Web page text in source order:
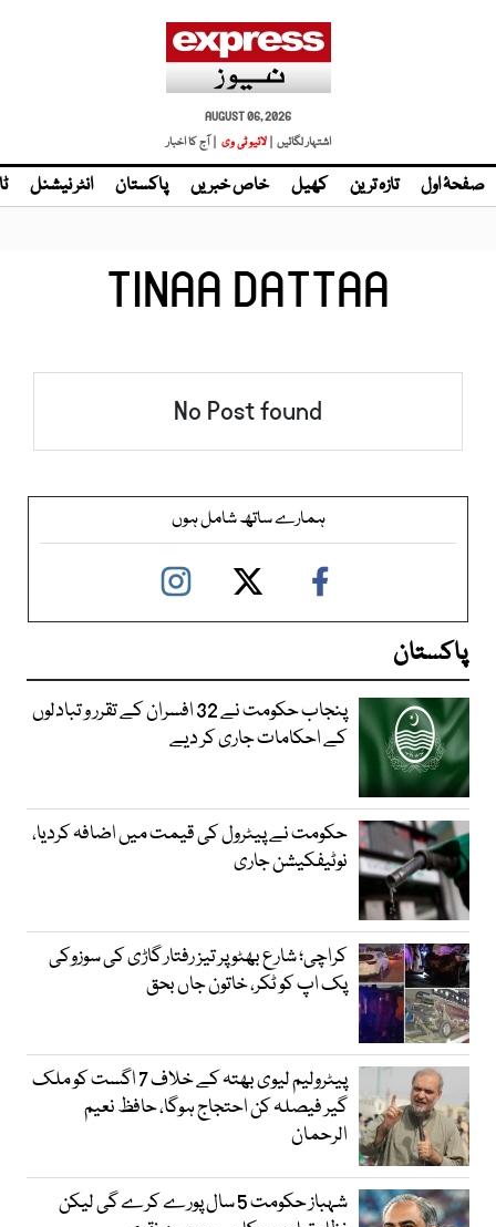
AUGUST 06, 2026
اشتہار لگائیں | لائیو ٹی وی | آج کا اخبار
صفحۂ اول تازہ ترین کھیل خاص خبریں پاکستان انٹر نیشنل
TINAA DATTAA
No Post found
ہمارے ساتھ شامل ہوں
پاکستان
پنجاب حکومت نے 32 افسران کے تقرر و تبادلوں
کے احکامات جاری کر دیے
حکومت نے پیٹرول کی قیمت میں اضافہ کردیا،
نوٹیفکیشن جاری
کراچی؛ شارع بھٹو پر تیز رفتار گاڑی کی سوزوکی
پک اپ کو ٹکر، خاتون جاں بحق
پیٹرولیم لیوی بھتہ کے خلاف 7 اگست کو ملک
گیر فیصلہ کن احتجاج ہوگا، حافظ نعیم
الرحمان
شہباز حکومت 5 سال پورے کرے گی لیکن